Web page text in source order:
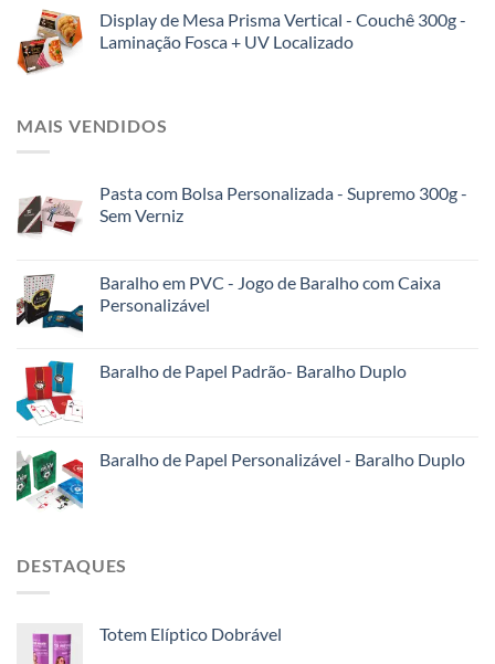
Display de Mesa Prisma Vertical - Couchê 300g -
Laminação Fosca + UV Localizado
MAIS VENDIDOS
Pasta com Bolsa Personalizada - Supremo 300g -
Sem Verniz
Baralho em PVC - Jogo de Baralho com Caixa
Personalizável
Baralho de Papel Padrão- Baralho Duplo
Baralho de Papel Personalizável - Baralho Duplo
DESTAQUES
Totem Elíptico Dobrável